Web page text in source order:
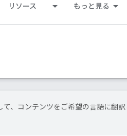
リソース もっと見る
て、コンテンツをご希望の言語に翻